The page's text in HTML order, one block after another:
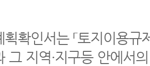
확인서는 「토지이용
그 지역·지구등 안에서